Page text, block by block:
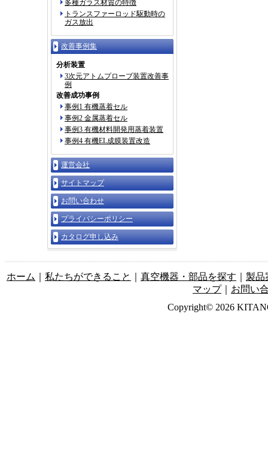
多種ガラス材質の特徴
トランスファーロッド駆動時の
ガス放出
改善事例集
分析装置
3次元アトムプローブ装置改善事
例
改善成功事例
事例1 有機蒸着セル
事例2 金属蒸着セル
事例3 有機材料開発用蒸着装置
事例4 有機EL成膜装置改造
運営会社
サイトマップ
お問い合わせ
プライバシーポリシー
カタログ申し込み
ホーム 私たちができること 真空機器・部品を探す
製品
マップ｜ お問い
Copyright© 2026